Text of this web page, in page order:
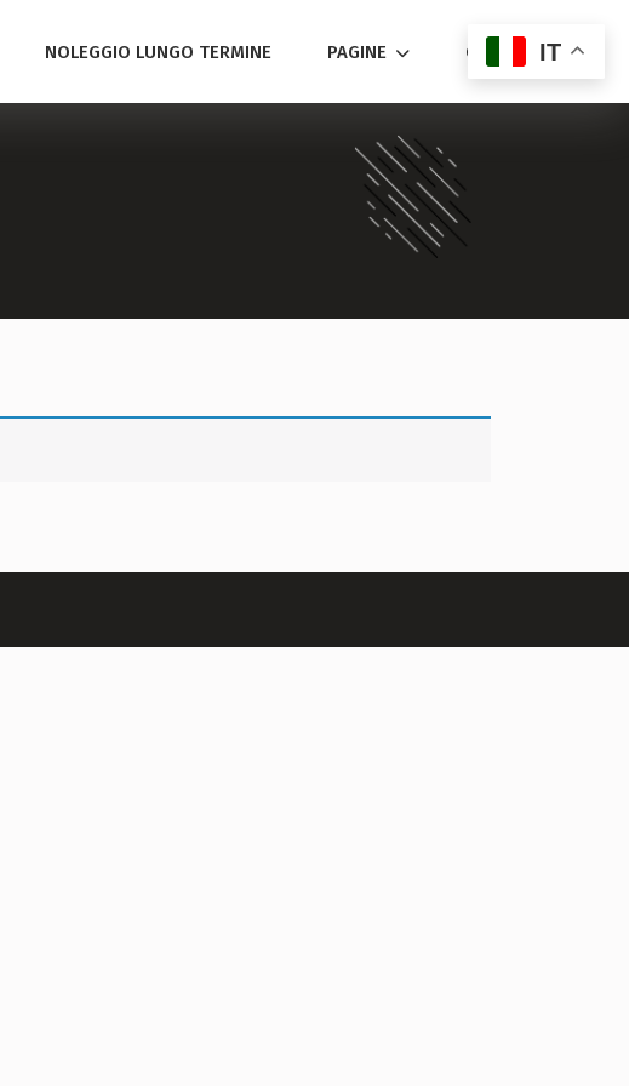
NOLEGGIO LUNGO TERMINE PAGINE CONTATTACI
IT